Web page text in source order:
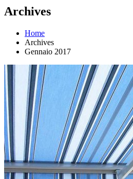
Archives
Home
Archives
Gennaio 2017